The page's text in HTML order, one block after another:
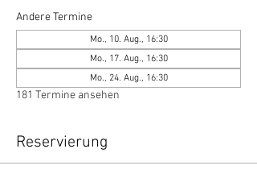
Andere Termine
Mo., 10. Aug., 16:30
Mo., 17. Aug., 16:30
Mo., 24. Aug., 16:30
181 Termine ansehen
Reservierung